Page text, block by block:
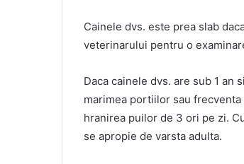
Cainele dvs. este prea slab
veterinarului pentru o
Daca cainele dvs. are sub 1 an
marimea portiilor sau
hranirea puilor de 3 ori pe zi.
se apropie de varsta adulta.